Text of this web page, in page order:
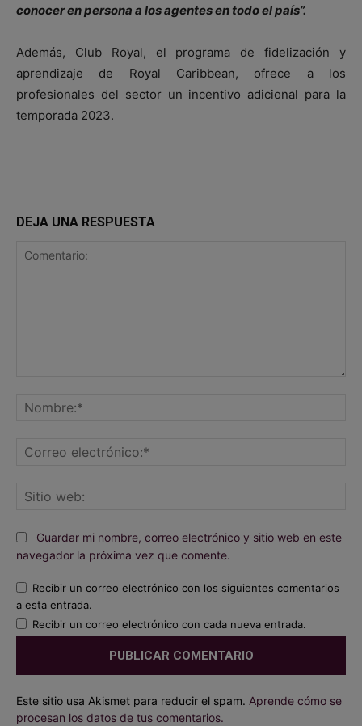
conocer en persona a los agentes en todo el país”.
Además, Club Royal, el programa de fidelización y
aprendizaje de Royal Caribbean, ofrece a los
profesionales del sector un incentivo adicional para la
temporada 2023.
DEJA UNA RESPUESTA
Guardar mi nombre, correo electrónico y sitio web en este
navegador la próxima vez que comente.
Recibir un correo electrónico con los siguientes comentarios
a esta entrada.
Recibir un correo electrónico con cada nueva entrada.
Este sitio usa Akismet para reducir el spam. Aprende cómo se
procesan los datos de tus comentarios.